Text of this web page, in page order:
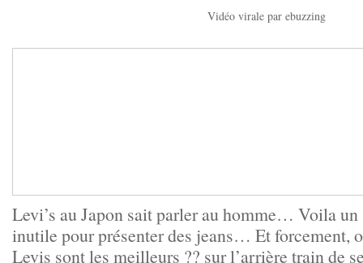
Vidéo virale par ebuzzing
Levi’s au Japon sait parler au homme… Voila
inutile pour présenter des jeans… Et forcement,
Levis sont les meilleurs ?? sur l’arrière train de